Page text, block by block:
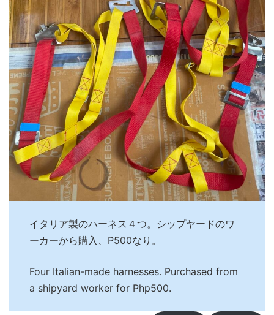
イタリア製のハーネス４つ。シップヤードのワ
ーカーから購入、P500なり。
Four Italian-made harnesses. Purchased from
a shipyard worker for Php500.